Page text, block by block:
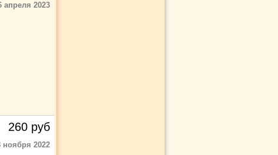
апреля 2023
260 руб
ноября 2022